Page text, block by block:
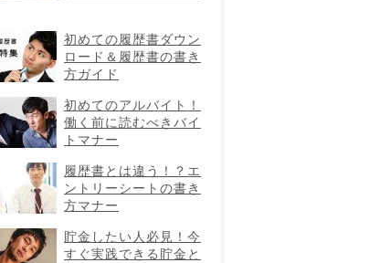
初めての履歴書ダウン
ロード＆履歴書の書き
方ガイド
初めてのアルバイト！
働く前に読むべきバイ
トマナー
履歴書とは違う！？エ
ントリーシートの書き
方マナー
貯金したい人必見！今
すぐ実践できる貯金と